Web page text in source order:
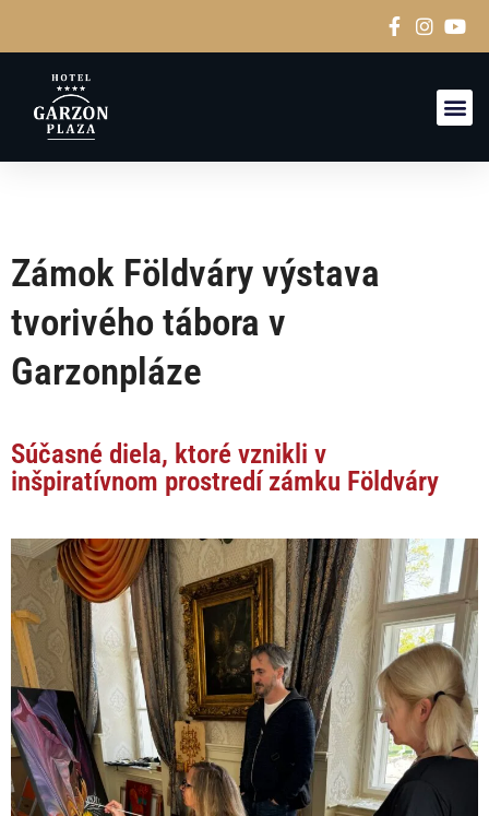
Zámok Földváryvýstava
tvorivého tábora v
Garzonpláze
Súčasné diela, ktoré vznikli v
inšpiratívnom prostredí zámku Földváry